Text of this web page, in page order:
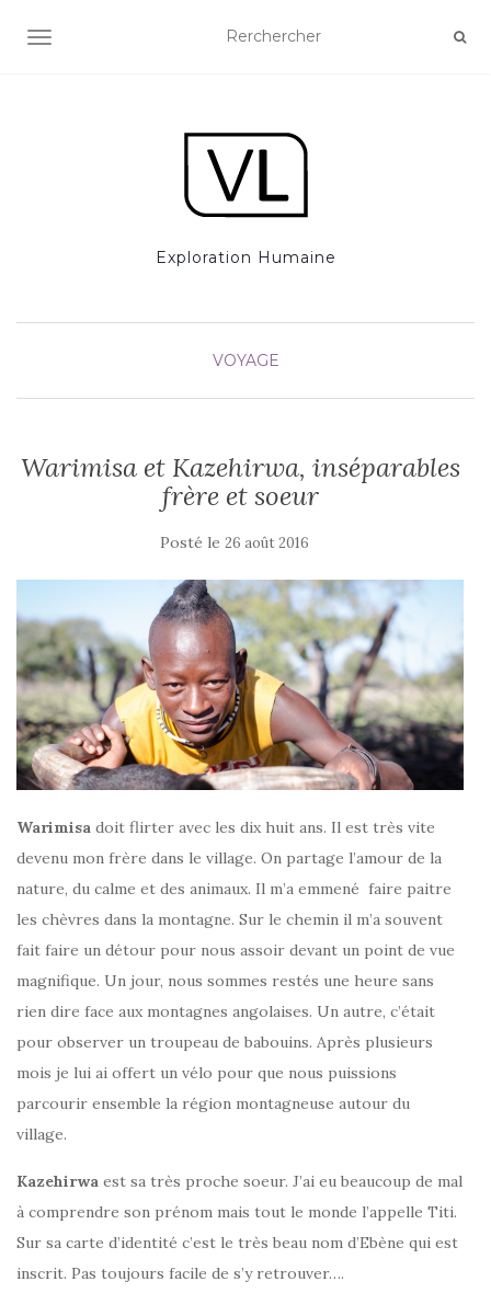
AFFICHER/MASQUER LA NAVIGATION
Exploration Humaine
VOYAGE
Warimisa et Kazehirwa, inséparables
frère et soeur
Posté le 26 août 2016
Warimisa doit flirter avec les dix huit ans. Il est très vite
devenu mon frère dans le village. On partage l’amour de la
nature, du calme et des animaux. Il m’a emmené faire paitre
les chèvres dans la montagne. Sur le chemin il m’a souvent
fait faire un détour pour nous assoir devant un point de vue
magnifique. Un jour, nous sommes restés une heure sans
rien dire face aux montagnes angolaises. Un autre, c’était
pour observer un troupeau de babouins. Après plusieurs
mois je lui ai offert un vélo pour que nous puissions
parcourir ensemble la région montagneuse autour du
village.
Kazehirwa est sa très proche soeur. J’ai eu beaucoup de mal
à comprendre son prénom mais tout le monde l’appelle Titi.
Sur sa carte d’identité c’est le très beau nom d’Ebène qui est
inscrit. Pas toujours facile de s’y retrouver….